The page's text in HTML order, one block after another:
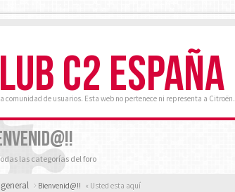
C2 ESPAÑA
comunidad de usuarios. Esta web no pertenece ni representa a Citroën.
las categorías del foro
Bienvenid@!! « Usted esta aquí